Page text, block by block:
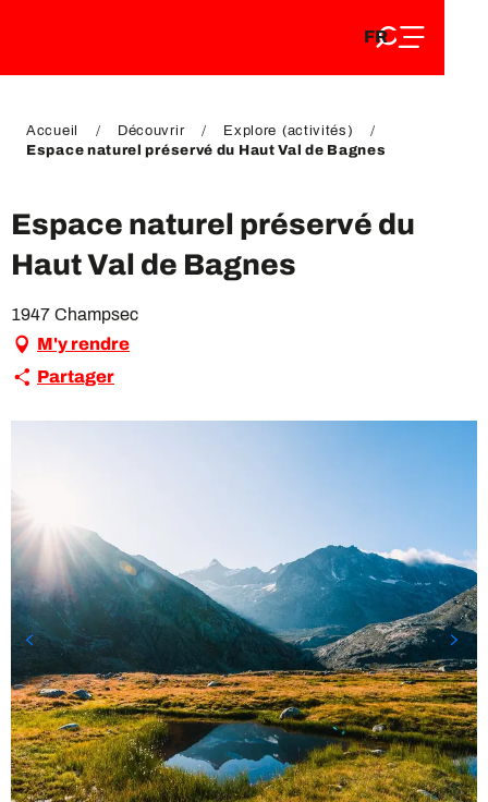
DE
FR
EN
Accueil Découvrir
Explore (activités)
Espace naturel préservé du Haut Val de Bagnes
Espace naturel préservé du
Haut Val de Bagnes
1947 Champsec
M'y rendre
Partager